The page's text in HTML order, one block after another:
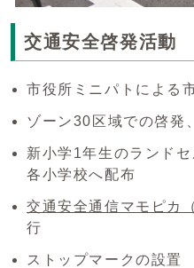
交通安全啓発活動
市役所ミニパトによる
ゾーン30区域での啓発
新小学1年生のランド
各小学校へ配布
交通安全通信マモピカ
行
ストップマークの設置